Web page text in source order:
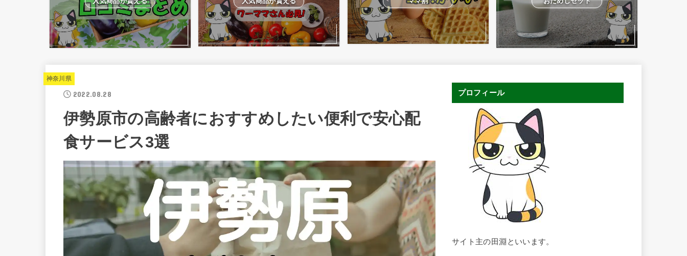
神奈川県
2022.08.28
伊勢原市の高齢者におすすめしたい便利で安心配
食サービス3選
プロフィール
サイト主の田淵といいます。